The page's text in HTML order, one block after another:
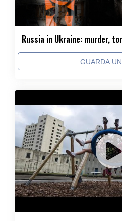
Russia in Ukraine: murder,
GUARDA